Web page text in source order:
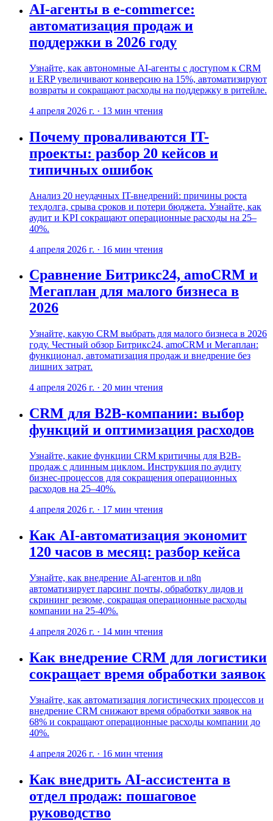
AI-агенты в e-commerce:
автоматизация продаж и
поддержки в 2026 году
Узнайте, как автономные AI-агенты с доступом к CRM
и ERP увеличивают конверсию на 15%, автоматизируют
возвраты и сокращают расходы на поддержку в ритейле.
4 апреля 2026 г. · 13 мин чтения
Почему проваливаются IT-
проекты: разбор 20 кейсов и
типичных ошибок
Анализ 20 неудачных IT-внедрений: причины роста
техдолга, срыва сроков и потери бюджета. Узнайте, как
аудит и KPI сокращают операционные расходы на 25–
40%.
4 апреля 2026 г. · 16 мин чтения
Сравнение Битрикс24, amoCRM и
Мегаплан для малого бизнеса в
2026
Узнайте, какую CRM выбрать для малого бизнеса в 2026
году. Честный обзор Битрикс24, amoCRM и Мегаплан:
функционал, автоматизация продаж и внедрение без
лишних затрат.
4 апреля 2026 г. · 20 мин чтения
CRM для B2B-компании: выбор
функций и оптимизация расходов
Узнайте, какие функции CRM критичны для B2B-
продаж с длинным циклом. Инструкция по аудиту
бизнес-процессов для сокращения операционных
расходов на 25–40%.
4 апреля 2026 г. · 17 мин чтения
Как AI-автоматизация экономит
120 часов в месяц: разбор кейса
Узнайте, как внедрение AI-агентов и n8n
автоматизирует парсинг почты, обработку лидов и
скрининг резюме, сокращая операционные расходы
компании на 25-40%.
4 апреля 2026 г. · 14 мин чтения
Как внедрение CRM для логистики
сокращает время обработки заявок
Узнайте, как автоматизация логистических процессов и
внедрение CRM снижают время обработки заявок на
68% и сокращают операционные расходы компании до
40%.
4 апреля 2026 г. · 16 мин чтения
Как внедрить AI-ассистента в
отдел продаж: пошаговое
руководство